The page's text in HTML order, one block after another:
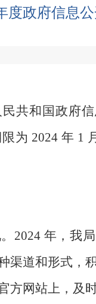
度政府信息
共和国政府
为 2024 年 1
2024 年，我
渠道和形式，
方网站上，及